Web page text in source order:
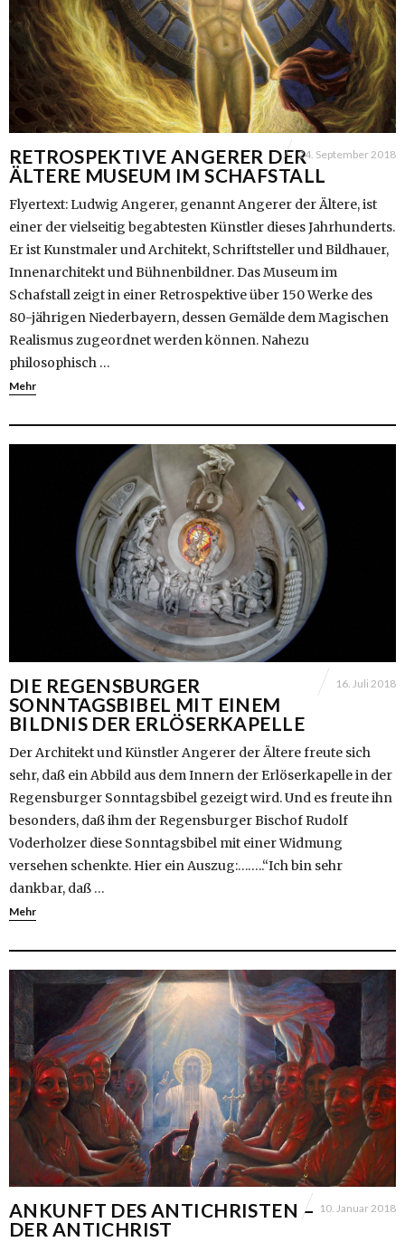
RETROSPEKTIVE ANGERER DER
ÄLTERE MUSEUM IM SCHAFSTALL
24. September 2018
Flyertext: Ludwig Angerer, genannt Angerer der Ältere, ist
einer der vielseitig begabtesten Künstler dieses Jahrhunderts.
Er ist Kunstmaler und Architekt, Schriftsteller und Bildhauer,
Innenarchitekt und Bühnenbildner. Das Museum im
Schafstall zeigt in einer Retrospektive über 150 Werke des
80-jährigen Niederbayern, dessen Gemälde dem Magischen
Realismus zugeordnet werden können. Nahezu
philosophisch …
Mehr
DIE REGENSBURGER
SONNTAGSBIBEL MIT EINEM
BILDNIS DER ERLÖSERKAPELLE
16. Juli 2018
Der Architekt und Künstler Angerer der Ältere freute sich
sehr, daß ein Abbild aus dem Innern der Erlöserkapelle in der
Regensburger Sonntagsbibel gezeigt wird. Und es freute ihn
besonders, daß ihm der Regensburger Bischof Rudolf
Voderholzer diese Sonntagsbibel mit einer Widmung
versehen schenkte. Hier ein Auszug:……..“Ich bin sehr
dankbar, daß …
Mehr
ANKUNFT DES ANTICHRISTEN –
DER ANTICHRIST
10. Januar 2018